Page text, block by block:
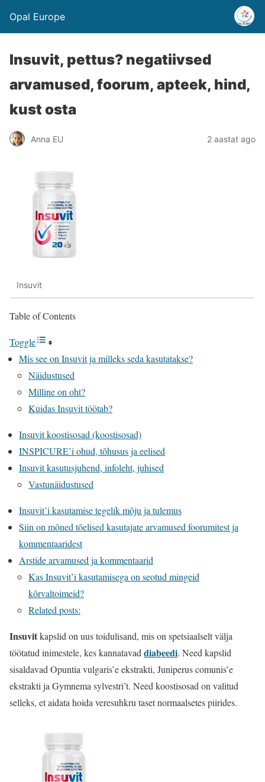
Opal Europe
Insuvit, pettus? negatiivsed
arvamused, foorum, apteek, hind,
kust osta
Anna EU 2 aastat ago
Insuvit
Table of Contents
Toggle
Mis see on Insuvit ja milleks seda kasutatakse?
Näidustused
Milline on oht?
Kuidas Insuvit töötab?
Insuvit koostisosad (koostisosad)
INSPICURE’i ohud, tõhusus ja eelised
Insuvit kasutusjuhend, infoleht, juhised
Vastunäidustused
Insuvit’i kasutamise tegelik mõju ja tulemus
Siin on mõned tõelised kasutajate arvamused foorumitest ja
kommentaaridest
Arstide arvamused ja kommentaarid
Kas Insuvit’i kasutamisega on seotud mingeid
kõrvaltoimeid?
Related posts:
Insuvitkapslid on uus toidulisand, mis on spetsiaalselt välja
töötatud inimestele, kes kannatavad diabeedi. Need kapslid
sisaldavad Opuntia vulgaris’e ekstrakti, Juniperus comunis’e
ekstrakti ja Gymnema sylvestri’t. Need koostisosad on valitud
selleks, et aidata hoida veresuhkru taset normaalsetes piirides.